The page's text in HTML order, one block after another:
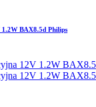
BAX8.5d Philips